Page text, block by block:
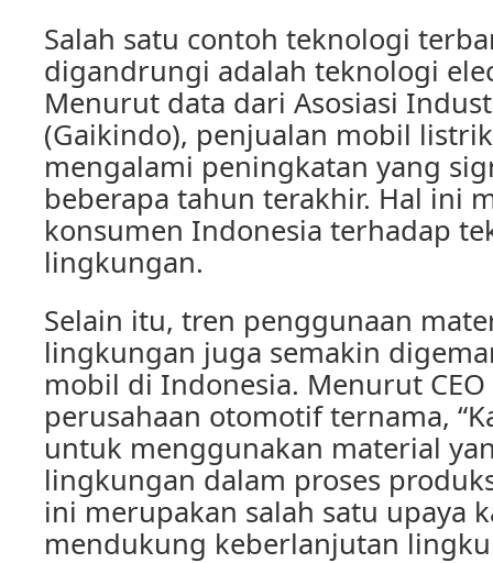
Salah satu contoh teknologi
digandrungi adalah teknologi
Menurut data dari Asosiasi
(Gaikindo), penjualan mobil
mengalami peningkatan yang
beberapa tahun terakhir. Hal ini
konsumen Indonesia terhadap
lingkungan.
Selain itu, tren penggunaan
lingkungan juga semakin
mobil di Indonesia. Menurut
perusahaan otomotif ternama,
untuk menggunakan material
lingkungan dalam proses
ini merupakan salah satu upaya
mendukung keberlanjutan